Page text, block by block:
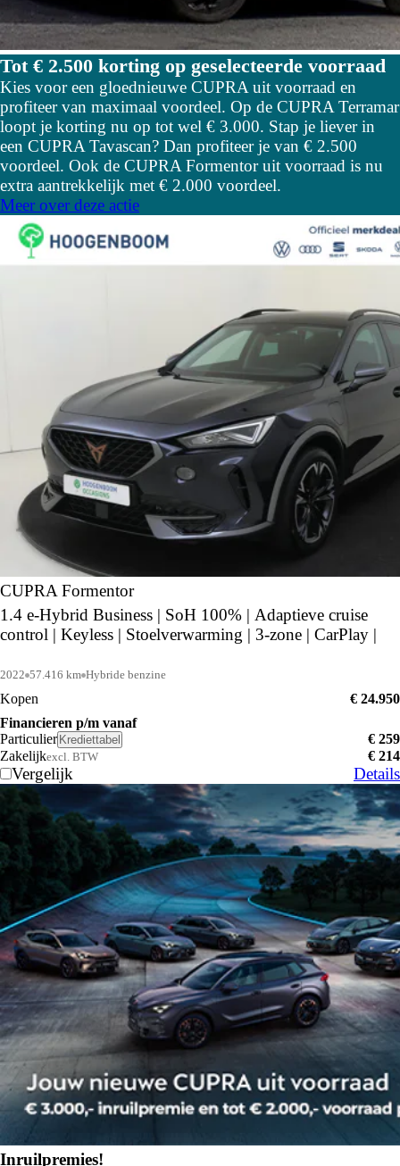
Tot € 2.500 korting op geselecteerde voorraad
Kies voor een gloednieuwe CUPRA uit voorraad en
profiteer van maximaal voordeel. Op de CUPRA Terramar
loopt je korting nu op tot wel € 3.000. Stap je liever in
een CUPRA Tavascan? Dan profiteer je van € 2.500
voordeel. Ook de CUPRA Formentor uit voorraad is nu
extra aantrekkelijk met € 2.000 voordeel.
Meer over deze actie
CUPRA Formentor
1.4 e-Hybrid Business | SoH 100% | Adaptieve cruise
control | Keyless | Stoelverwarming | 3-zone | CarPlay |
2022 57.416 km Hybride benzine
Kopen
€ 24.950
Financieren p/m vanaf
Particulier Krediettabel
€ 259
Zakelijkexcl. BTW € 214
Vergelijk Details
Inruilpremies!